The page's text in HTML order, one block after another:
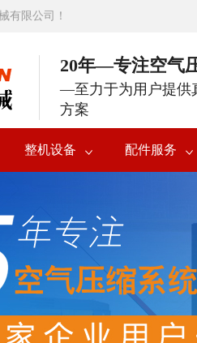
有限公司！
20年—专注空气
—至力于为用户提供
方案
整机设备 配件服务